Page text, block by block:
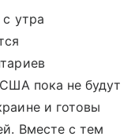
утра
пока не будут
и готовы
Вместе с тем